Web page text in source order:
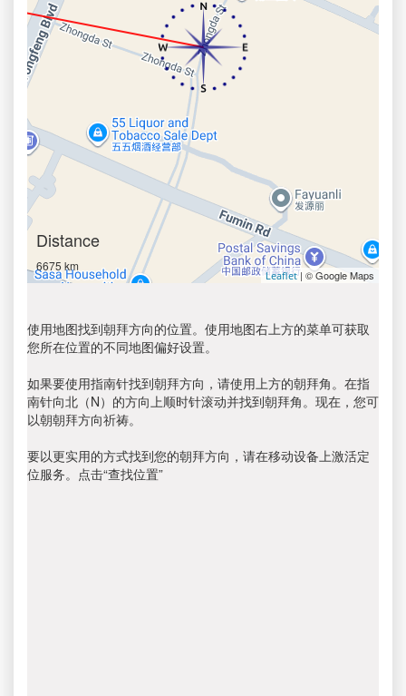
Distance
6675 km
Leaflet| © Google Maps
使用地图找到朝拜方向的位置。使用地图右上方的菜单可获取
您所在位置的不同地图偏好设置。
如果要使用指南针找到朝拜方向，请使用上方的朝拜角。在指
南针向北（N）的方向上顺时针滚动并找到朝拜角。现在，您可
以朝朝拜方向祈祷。
要以更实用的方式找到您的朝拜方向，请在移动设备上激活定
位服务。点击“查找位置”